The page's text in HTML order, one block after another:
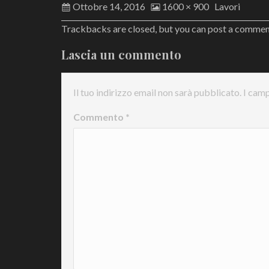
Ottobre 14, 2016 1600 × 900 Lavori
Trackbacks are closed, but you can post a
Lascia un commento
Il tuo indirizzo email non sarà pubblicato. I
Commento *